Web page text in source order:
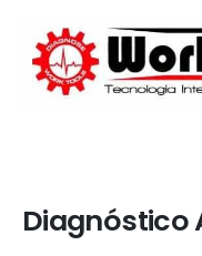
Diagnóstico